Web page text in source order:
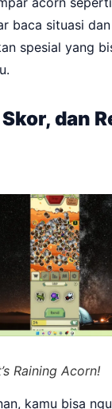
baca situasi
spesial yang
dan
Raining Acorn!
kamu bisa